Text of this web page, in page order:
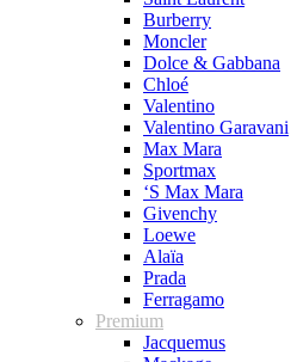
Burberry
Moncler
Dolce & Gabbana
Chloé
Valentino
Valentino Garavani
Max Mara
Sportmax
‘S Max Mara
Givenchy
Loewe
Alaïa
Prada
Ferragamo
Premium
Jacquemus